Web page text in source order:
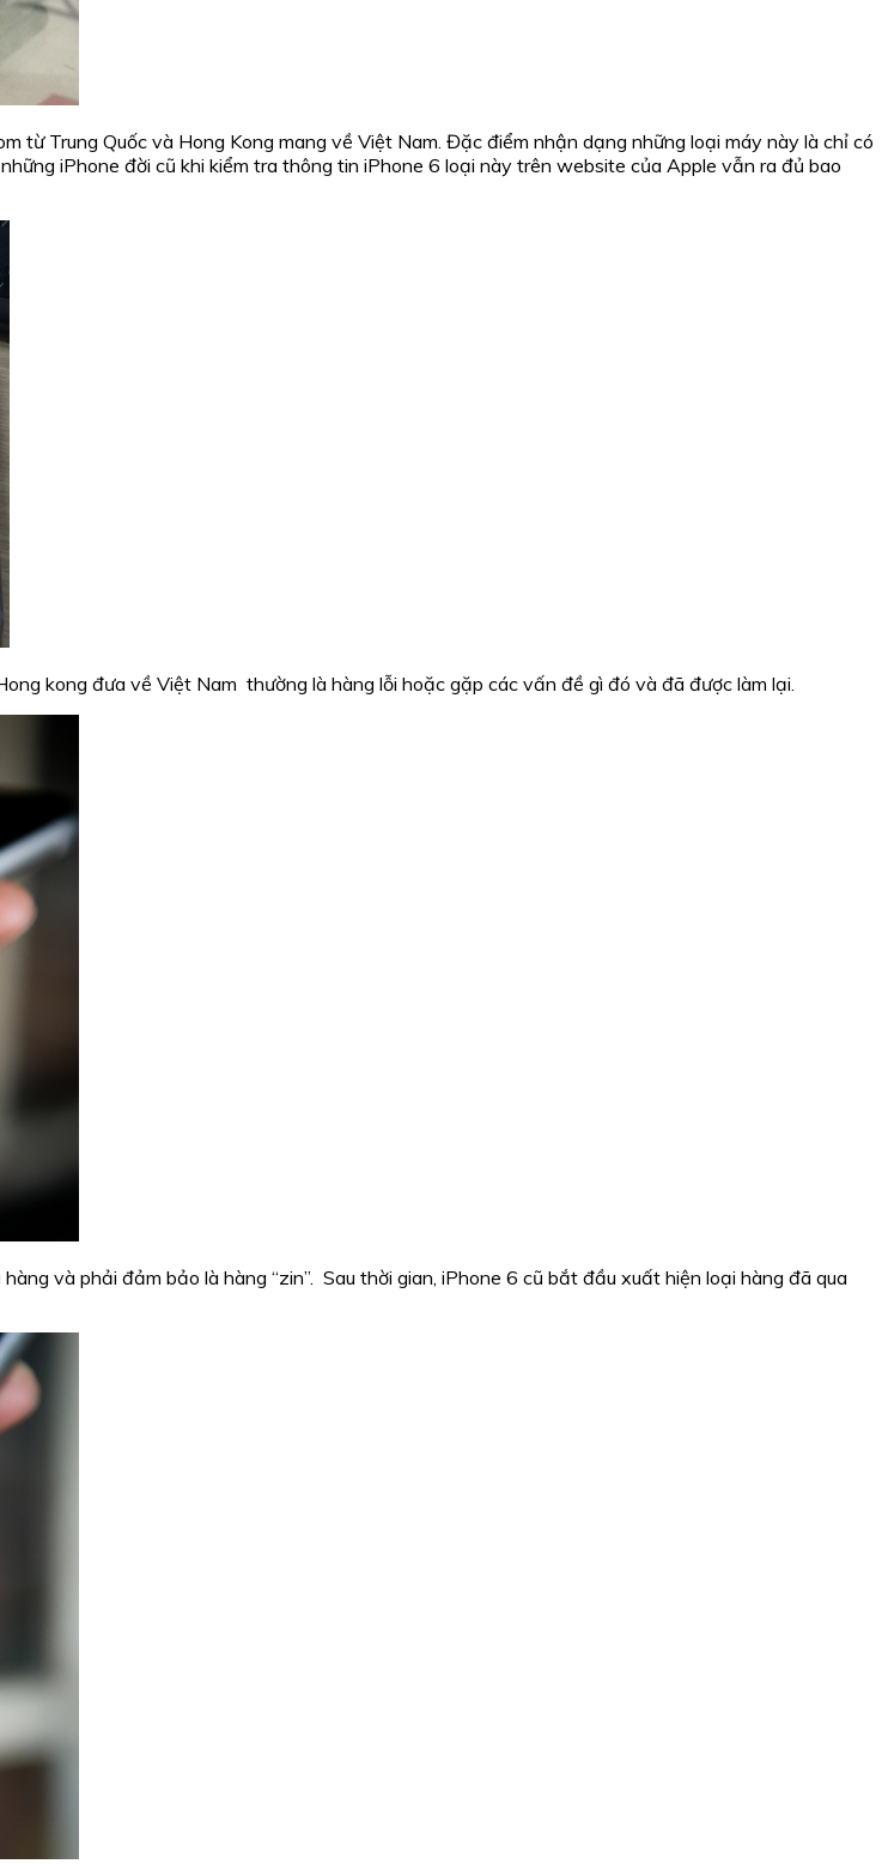
từ Trung Quốc và Hong Kong mang về Việt Nam. Đặc điểm nhận dạng những loại máy này là chỉ có
iPhone đời cũ khi kiểm tra thông tin iPhone 6 loại này trên website của Apple vẫn ra đủ bao
kong đưa về Việt Nam thường là hàng lỗi hoặc gặp các vấn đề gì đó và đã được làm lại.
và phải đảm bảo là hàng “zin”. Sau thời gian, iPhone 6 cũ bắt đầu xuất hiện loại hàng đã qua